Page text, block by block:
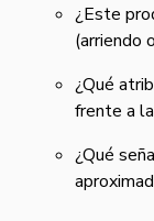
¿Este
(arriendo
¿Qué
frente a
¿Qué